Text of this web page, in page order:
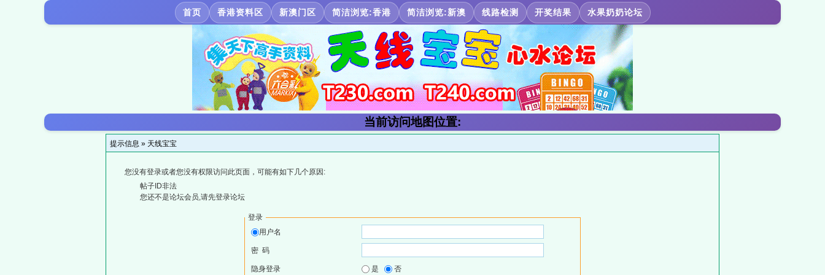
首页 香港资料区 新澳门区 简洁浏览:香港 简洁浏览:新澳 线路检测 开奖结果 水果奶奶论坛
当前访问地图位置:
提示信息 » 天线宝宝
您没有登录或者您没有权限访问此页面，可能有如下几个原因:
帖子ID非法
您还不是论坛会员,请先登录论坛
登录
用户名
密 码
隐身登录 是 否